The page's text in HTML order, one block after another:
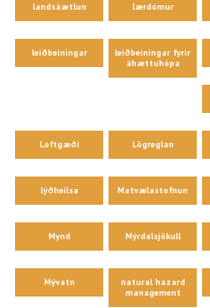
landsáætlun lærdómur
leiðbeiningar
leiðbeiningar fyrir
áhættuhópa
Loftgæði Lögreglan
lýðheilsa Matvælastofnun
Mynd Mýrdalsjökull
Mývatn
natural hazard
management